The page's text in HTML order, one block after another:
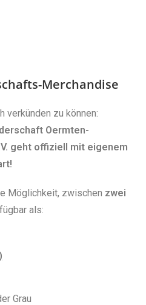
Merchandise
verkünden zu können:
Oermten-
geht offiziell mit eigenem
Möglichkeit, zwischen zwei
als:
Grau